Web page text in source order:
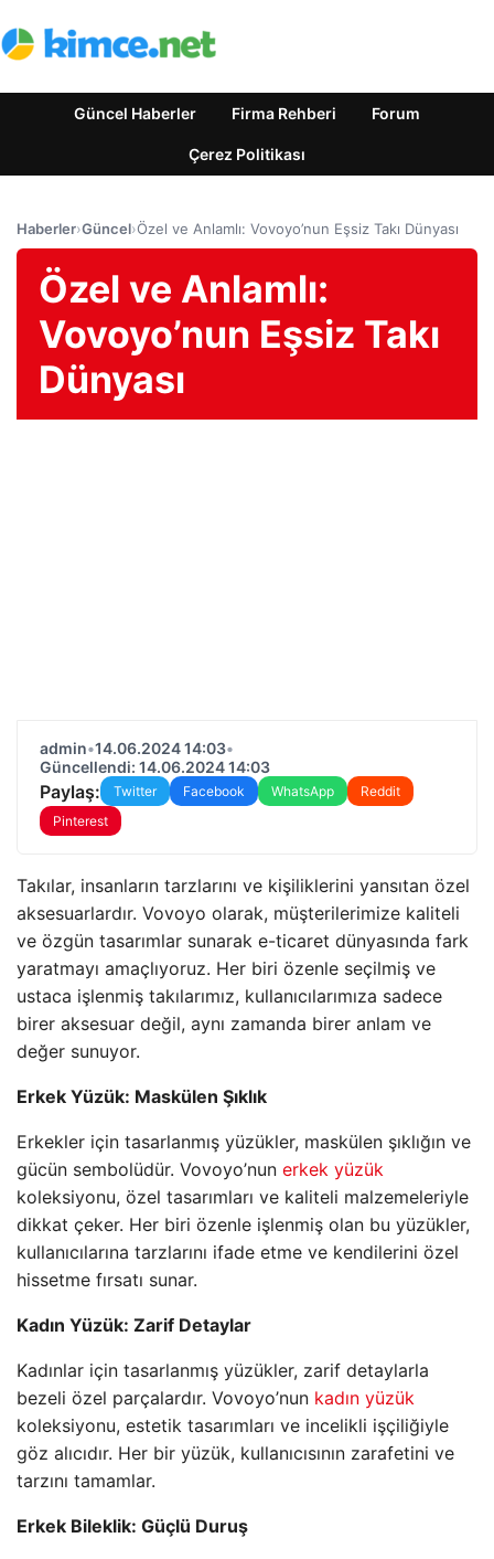
Güncel Haberler Firma Rehberi Forum
Çerez Politikası
Haberler›Güncel›Özel ve Anlamlı: Vovoyo’nun Eşsiz Takı Dünyası
Özel ve Anlamlı:
Vovoyo’nun Eşsiz Takı
Dünyası
admin•14.06.2024 14:03•
Güncellendi: 14.06.2024 14:03
Paylaş: Twitter Facebook WhatsApp
Reddit
Pinterest
Takılar, insanların tarzlarını ve kişiliklerini yansıtan özel
aksesuarlardır. Vovoyo olarak, müşterilerimize kaliteli
ve özgün tasarımlar sunarak e-ticaret dünyasında fark
yaratmayı amaçlıyoruz. Her biri özenle seçilmiş ve
ustaca işlenmiş takılarımız, kullanıcılarımıza sadece
birer aksesuar değil, aynı zamanda birer anlam ve
değer sunuyor.
Erkek Yüzük: Maskülen Şıklık
Erkekler için tasarlanmış yüzükler, maskülen şıklığın ve
gücün sembolüdür. Vovoyo’nun erkek yüzük
koleksiyonu, özel tasarımları ve kaliteli malzemeleriyle
dikkat çeker. Her biri özenle işlenmiş olan bu yüzükler,
kullanıcılarına tarzlarını ifade etme ve kendilerini özel
hissetme fırsatı sunar.
Kadın Yüzük: Zarif Detaylar
Kadınlar için tasarlanmış yüzükler, zarif detaylarla
bezeli özel parçalardır. Vovoyo’nun kadın yüzük
koleksiyonu, estetik tasarımları ve incelikli işçiliğiyle
göz alıcıdır. Her bir yüzük, kullanıcısının zarafetini ve
tarzını tamamlar.
Erkek Bileklik: Güçlü Duruş